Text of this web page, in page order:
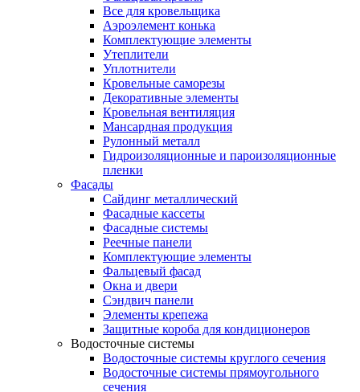
Все для кровельщика
Аэроэлемент конька
Комплектующие элементы
Утеплители
Уплотнители
Кровельные саморезы
Декоративные элементы
Кровельная вентиляция
Мансардная продукция
Рулонный металл
Гидроизоляционные и пароизоляционные
пленки
Фасады
Сайдинг металлический
Фасадные кассеты
Фасадные системы
Реечные панели
Комплектующие элементы
Фальцевый фасад
Окна и двери
Сэндвич панели
Элементы крепежа
Защитные короба для кондиционеров
Водосточные системы
Водосточные системы круглого сечения
Водосточные системы прямоугольного
сечения